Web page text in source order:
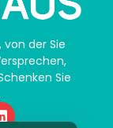
der Sie
Sie